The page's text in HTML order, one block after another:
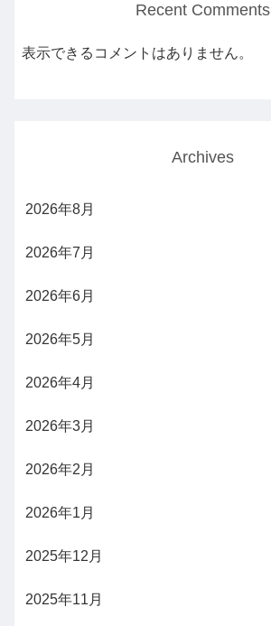
Recent Comments
表示できるコメントはありません。
Archives
2026年8月
2026年7月
2026年6月
2026年5月
2026年4月
2026年3月
2026年2月
2026年1月
2025年12月
2025年11月